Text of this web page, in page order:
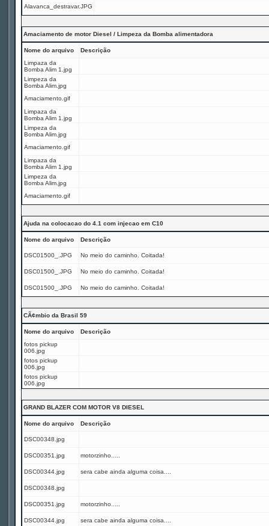
Alavanca_destravar.JPG
Amaciamento de motor Diesel / Limpeza da Bomba alimentadora
Nome do arquivo
Descrição
Limpaza da
Bomba Alim 1.jpg
Limpeza da
Bomba Alim.jpg
Amaciamento.gif
Limpaza da
Bomba Alim 1.jpg
Limpeza da
Bomba Alim.jpg
Amaciamento.gif
Limpaza da
Bomba Alim 1.jpg
Limpeza da
Bomba Alim.jpg
Amaciamento.gif
Ajuda na colocacao do 4.1 com injecao em C10
Nome do arquivo Descrição
DSC01500_.JPG No meio do caminho. Coitada!
DSC01500_.JPG No meio do caminho. Coitada!
DSC01500_.JPG No meio do caminho. Coitada!
CÃ¢mbio da Brasil 59
Nome do arquivo
Descrição
fotos pickup
006.jpg
fotos pickup
006.jpg
fotos pickup
006.jpg
GRAND BLAZER COM MOTOR V8 DIESEL
Nome do arquivo Descrição
DSC00348.jpg
DSC00351.jpg motorzinho.....
DSC00344.jpg sera cabe ainda alguma coisa....
DSC00348.jpg
DSC00351.jpg motorzinho.....
DSC00344.jpg sera cabe ainda alguma coisa....